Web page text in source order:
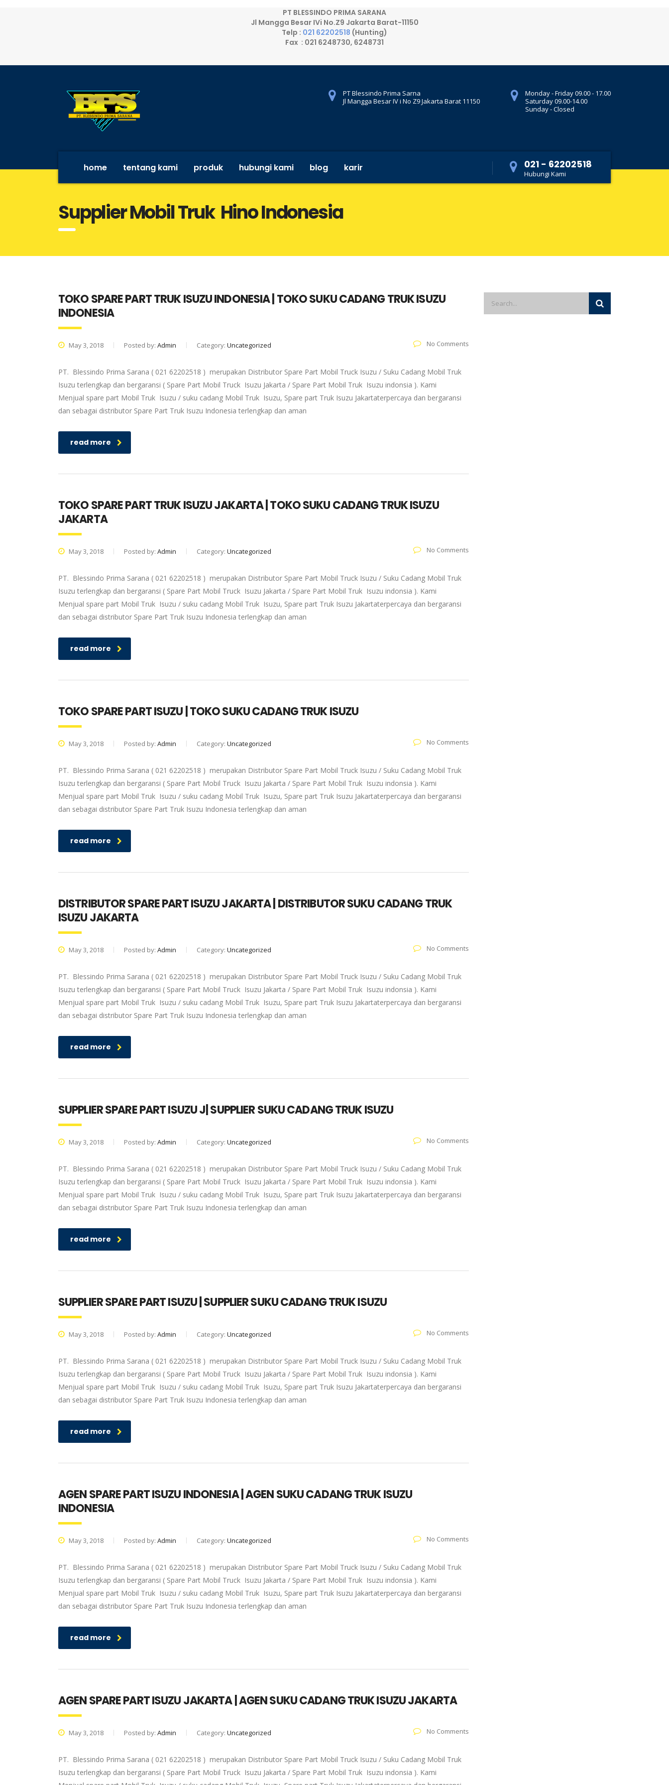
PT BLESSINDO PRIMA SARANA
Jl Mangga Besar IVi No.Z9 Jakarta Barat-11150
Telp : 021 62202518 (Hunting)
Fax : 021 6248730, 6248731
Monday - Friday 09.00 - 17.00
Saturday 09.00-14.00
Sunday - Closed
PT Blessindo Prima Sarna
Jl Mangga Besar IV i No Z9 Jakarta Barat 11150
home tentang kami produk hubungi kami blog karir 021 - 62202518
Hubungi Kami
Supplier Mobil Truk Hino Indonesia
TOKO SPARE PART TRUK ISUZU INDONESIA | TOKO SUKU CADANG TRUK ISUZU
INDONESIA
May 3, 2018 Posted by: Admin Category: Uncategorized No Comments
PT. Blessindo Prima Sarana ( 021 62202518 ) merupakan Distributor Spare Part Mobil Truck Isuzu / Suku Cadang Mobil Truk
Isuzu terlengkap dan bergaransi ( Spare Part Mobil Truck Isuzu Jakarta / Spare Part Mobil Truk Isuzu indonsia ). Kami
Menjual spare part Mobil Truk Isuzu / suku cadang Mobil Truk Isuzu, Spare part Truk Isuzu Jakartaterpercaya dan bergaransi
dan sebagai distributor Spare Part Truk Isuzu Indonesia terlengkap dan aman
read more
TOKO SPARE PART TRUK ISUZU JAKARTA | TOKO SUKU CADANG TRUK ISUZU
JAKARTA
May 3, 2018 Posted by: Admin Category: Uncategorized No Comments
PT. Blessindo Prima Sarana ( 021 62202518 ) merupakan Distributor Spare Part Mobil Truck Isuzu / Suku Cadang Mobil Truk
Isuzu terlengkap dan bergaransi ( Spare Part Mobil Truck Isuzu Jakarta / Spare Part Mobil Truk Isuzu indonsia ). Kami
Menjual spare part Mobil Truk Isuzu / suku cadang Mobil Truk Isuzu, Spare part Truk Isuzu Jakartaterpercaya dan bergaransi
dan sebagai distributor Spare Part Truk Isuzu Indonesia terlengkap dan aman
read more
TOKO SPARE PART ISUZU | TOKO SUKU CADANG TRUK ISUZU
May 3, 2018 Posted by: Admin Category: Uncategorized No Comments
PT. Blessindo Prima Sarana ( 021 62202518 ) merupakan Distributor Spare Part Mobil Truck Isuzu / Suku Cadang Mobil Truk
Isuzu terlengkap dan bergaransi ( Spare Part Mobil Truck Isuzu Jakarta / Spare Part Mobil Truk Isuzu indonsia ). Kami
Menjual spare part Mobil Truk Isuzu / suku cadang Mobil Truk Isuzu, Spare part Truk Isuzu Jakartaterpercaya dan bergaransi
dan sebagai distributor Spare Part Truk Isuzu Indonesia terlengkap dan aman
read more
DISTRIBUTOR SPARE PART ISUZU JAKARTA | DISTRIBUTOR SUKU CADANG TRUK
ISUZU JAKARTA
May 3, 2018 Posted by: Admin Category: Uncategorized No Comments
PT. Blessindo Prima Sarana ( 021 62202518 ) merupakan Distributor Spare Part Mobil Truck Isuzu / Suku Cadang Mobil Truk
Isuzu terlengkap dan bergaransi ( Spare Part Mobil Truck Isuzu Jakarta / Spare Part Mobil Truk Isuzu indonsia ). Kami
Menjual spare part Mobil Truk Isuzu / suku cadang Mobil Truk Isuzu, Spare part Truk Isuzu Jakartaterpercaya dan bergaransi
dan sebagai distributor Spare Part Truk Isuzu Indonesia terlengkap dan aman
read more
SUPPLIER SPARE PART ISUZU J| SUPPLIER SUKU CADANG TRUK ISUZU
May 3, 2018 Posted by: Admin Category: Uncategorized No Comments
PT. Blessindo Prima Sarana ( 021 62202518 ) merupakan Distributor Spare Part Mobil Truck Isuzu / Suku Cadang Mobil Truk
Isuzu terlengkap dan bergaransi ( Spare Part Mobil Truck Isuzu Jakarta / Spare Part Mobil Truk Isuzu indonsia ). Kami
Menjual spare part Mobil Truk Isuzu / suku cadang Mobil Truk Isuzu, Spare part Truk Isuzu Jakartaterpercaya dan bergaransi
dan sebagai distributor Spare Part Truk Isuzu Indonesia terlengkap dan aman
read more
SUPPLIER SPARE PART ISUZU | SUPPLIER SUKU CADANG TRUK ISUZU
May 3, 2018 Posted by: Admin Category: Uncategorized No Comments
PT. Blessindo Prima Sarana ( 021 62202518 ) merupakan Distributor Spare Part Mobil Truck Isuzu / Suku Cadang Mobil Truk
Isuzu terlengkap dan bergaransi ( Spare Part Mobil Truck Isuzu Jakarta / Spare Part Mobil Truk Isuzu indonsia ). Kami
Menjual spare part Mobil Truk Isuzu / suku cadang Mobil Truk Isuzu, Spare part Truk Isuzu Jakartaterpercaya dan bergaransi
dan sebagai distributor Spare Part Truk Isuzu Indonesia terlengkap dan aman
read more
AGEN SPARE PART ISUZU INDONESIA | AGEN SUKU CADANG TRUK ISUZU
INDONESIA
May 3, 2018 Posted by: Admin Category: Uncategorized No Comments
PT. Blessindo Prima Sarana ( 021 62202518 ) merupakan Distributor Spare Part Mobil Truck Isuzu / Suku Cadang Mobil Truk
Isuzu terlengkap dan bergaransi ( Spare Part Mobil Truck Isuzu Jakarta / Spare Part Mobil Truk Isuzu indonsia ). Kami
Menjual spare part Mobil Truk Isuzu / suku cadang Mobil Truk Isuzu, Spare part Truk Isuzu Jakartaterpercaya dan bergaransi
dan sebagai distributor Spare Part Truk Isuzu Indonesia terlengkap dan aman
read more
AGEN SPARE PART ISUZU JAKARTA | AGEN SUKU CADANG TRUK ISUZU JAKARTA
May 3, 2018 Posted by: Admin Category: Uncategorized No Comments
PT. Blessindo Prima Sarana ( 021 62202518 ) merupakan Distributor Spare Part Mobil Truck Isuzu / Suku Cadang Mobil Truk
Isuzu terlengkap dan bergaransi ( Spare Part Mobil Truck Isuzu Jakarta / Spare Part Mobil Truk Isuzu indonsia ). Kami